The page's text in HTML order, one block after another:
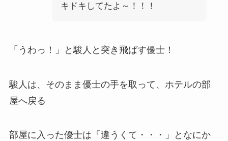
キドキしてたよ～！！！
「うわっ！」と駿人と突き飛ばす優士！
駿人は、そのまま優士の手を取って、ホテルの部
屋へ戻る
部屋に入った優士は「違うくて・・・」となにか